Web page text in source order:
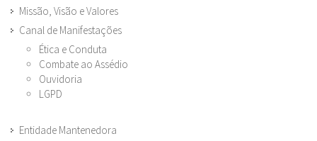
Missão, Visão e Valores
Canal de Manifestações
Ética e Conduta
Combate ao Assédio
Ouvidoria
LGPD
Entidade Mantenedora